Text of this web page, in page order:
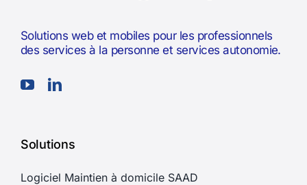
Solutions web et mobiles pour les professionnels
des services à la personne et services autonomie.
Solutions
Logiciel Maintien à domicile SAAD